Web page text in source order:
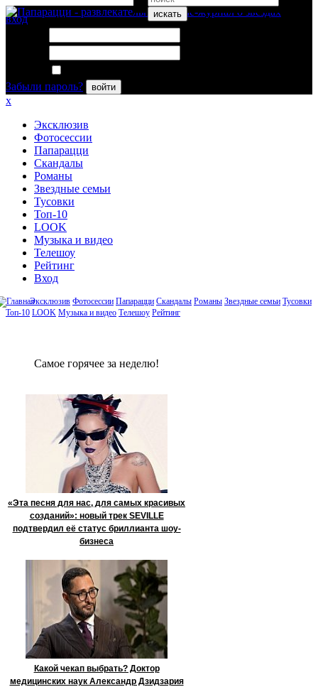
искать
вход
Забыли пароль?
войти
x
Эксклюзив
Фотосессии
Папарацци
Скандалы
Романы
Звездные семьи
Тусовки
Топ-10
LOOK
Музыка и видео
Телешоу
Рейтинг
Вход
Эксклюзив Фотосессии Папарацци Скандалы Романы Звездные семьи Тусовки
Топ-10 LOOK Музыка и видео Телешоу Рейтинг
Сaмое гoрячее за неделю!
«Эта песня для нас, для самых красивых
созданий»: новый трек SEVILLE
подтвердил её статус бриллианта шоу-
бизнеса
Какой чекап выбрать? Доктор
медицинских наук Александр Дзидзария